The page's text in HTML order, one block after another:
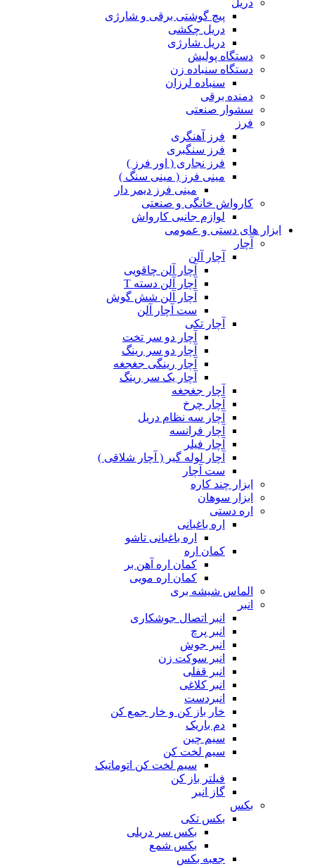
پیچ گوشتی برقی و شارژی
دریل چکشی
دریل شارژی
دستگاه پولیش
دستگاه سنباده زن
سنباده لرزان
دمنده برقی
سشوار صنعتی
فرز
فرز آهنگری
فرز سنگبری
فرز نجاری ( اور فرز )
مینی فرز ( مینی سنگ )
مینی فرز دیمر دار
کارواش خانگی و صنعتی
لوازم جانبی کارواش
ابزار های دستی و عمومی
آچار
آچار آلن
آچار آلن چاقویی
آچار آلن دسته T
آچار آلن شش گوش
ست آچار آلن
آچار تکی
آچار دو سر تخت
آچار دو سر رینگ
آچار رینگی جغجغه
آچار یک سر رینگ
آچار جغجغه
آچار چرخ
آچار سه نظام دریل
آچار فرانسه
آچار فیلر
آچار لوله گیر ( آچار شلاقی )
ست آچار
ابزار چند کاره
ابزار سوهان
اره دستی
اره باغبانی
اره باغبانی تاشو
کمان اره
کمان اره آهن بر
کمان اره مویی
الماس شیشه بری
انبر
انبر اتصال جوشکاری
انبر پرچ
انبر جوش
انبر سوکت زن
انبر قفلی
انبر کلاغی
انبردست
خار باز کن و خار جمع کن
دم باریک
سیم چین
سیم لخت کن
سیم لخت کن اتوماتیک
فیلتر باز کن
گاز انبر
بکس
بکس تکی
بکس سر دریلی
بکس شمع
جعبه بکس